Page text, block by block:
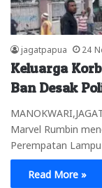
jagatpapua 24
Keluarga
Ban Desak
Marvel Rumbin
Perempatan
Read More »